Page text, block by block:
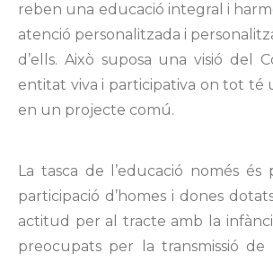
reben una educació integral i
atenció personalitzada i
d’ells. Això suposa una visió del
entitat viva i participativa on tot té
en un projecte comú.
La tasca de l’educació només és
participació d’homes i dones
actitud per al tracte amb la
preocupats per la transmissió de